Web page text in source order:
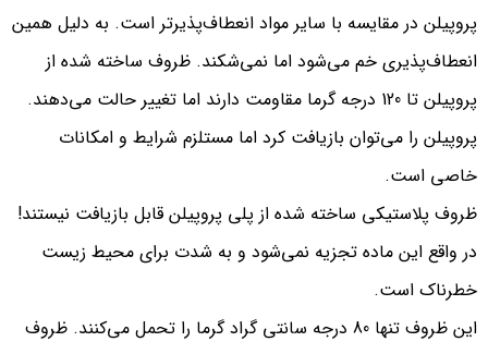
پروپیلن در مقایسه با سایر مواد انعطاف‌پذیرتر است. به دلیل همین
انعطاف‌پذیری خم می‌شود اما نمی‌شکند. ظروف ساخته شده از
پروپیلن تا 120 درجه گرما مقاومت دارند اما تغییر حالت می‌دهند.
پروپیلن را می‌توان بازیافت کرد اما مستلزم شرایط و امکانات
خاصی است.
ظروف پلاستیکی ساخته شده از پلی پروپیلن قابل بازیافت نیستند!
در واقع این ماده تجزیه نمی‌شود و به شدت برای محیط زیست
خطرناک است.
این ظروف تنها 80 درجه سانتی گراد گرما را تحمل می‌کنند. ظروف